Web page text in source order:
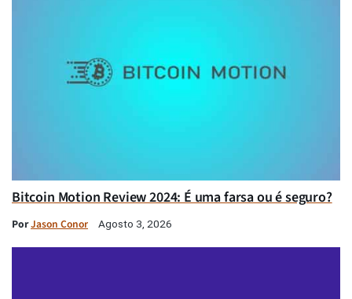
Bitcoin Motion Review 2024: É uma farsa ou é seguro?
PorJason Conor Agosto 3, 2026